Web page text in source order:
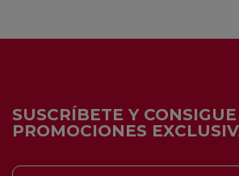
SUSCRÍBETE Y CONSIGUE
PROMOCIONES